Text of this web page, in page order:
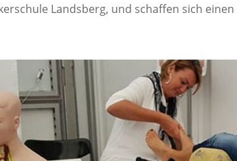
Landsberg, und schaffen sich